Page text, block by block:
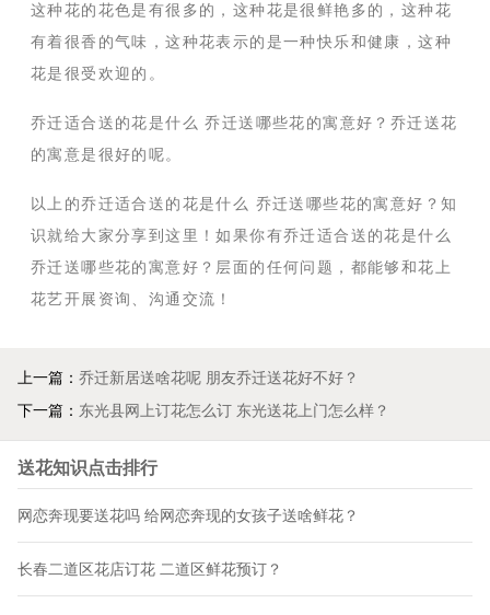
这种花的花色是有很多的，这种花是很鲜艳多的，这种花
有着很香的气味，这种花表示的是一种快乐和健康，这种
花是很受欢迎的。
乔迁适合送的花是什么 乔迁送哪些花的寓意好？乔迁送花
的寓意是很好的呢。
以上的乔迁适合送的花是什么 乔迁送哪些花的寓意好？知
识就给大家分享到这里！如果你有乔迁适合送的花是什么
乔迁送哪些花的寓意好？层面的任何问题，都能够和花上
花艺开展资询、沟通交流！
上一篇： 乔迁新居送啥花呢 朋友乔迁送花好不好？
下一篇： 东光县网上订花怎么订 东光送花上门怎么样？
送花知识点击排行
网恋奔现要送花吗 给网恋奔现的女孩子送啥鲜花？
长春二道区花店订花 二道区鲜花预订？